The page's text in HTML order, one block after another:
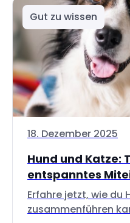
Gut zu wissen
18. Dezember 2025
Hund und Katze:
entspanntes
Erfahre jetzt, wie du
zusammenführen